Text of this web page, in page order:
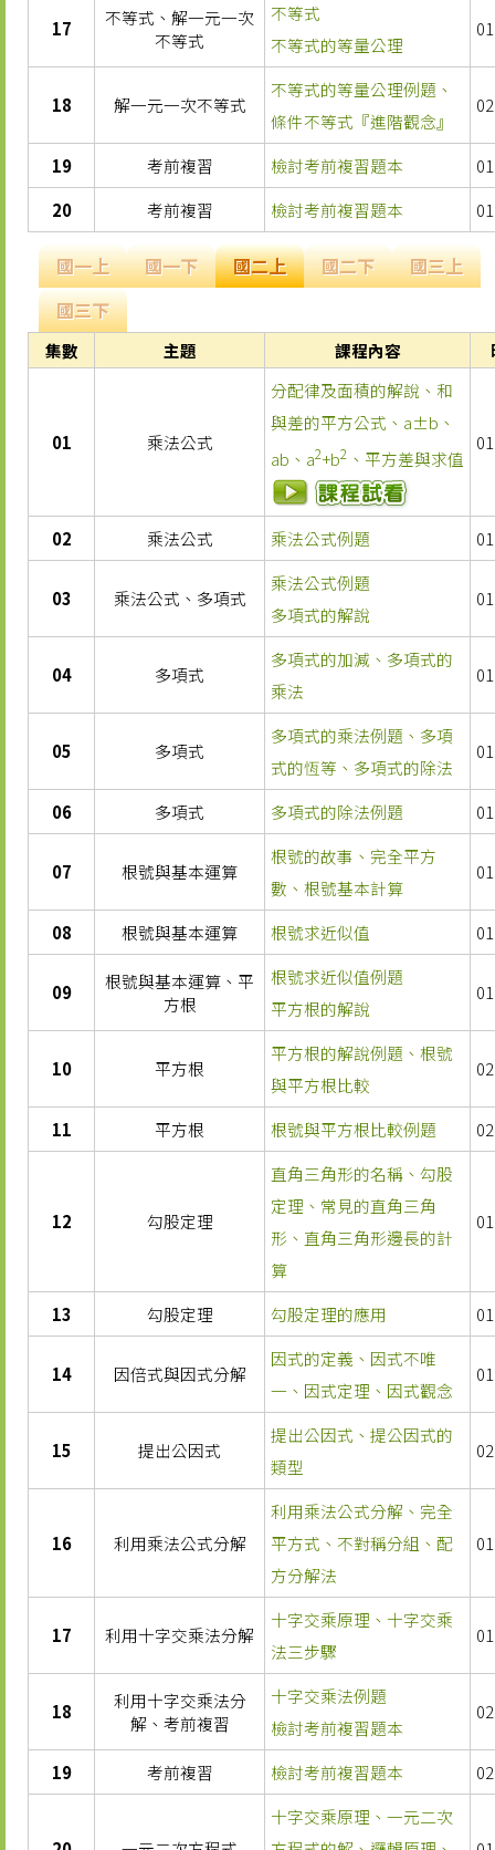
17
不等式、解一元一次
不等式
不等式
不等式的等量公理
18 解一元一次不等式
不等式的等量公理例題、
條件不等式『進階觀念』
19 考前複習 檢討考前複習題本
20
考前複習 檢討考前複習題本
國一上 國一下 國二上 國二下
國三上
國三下
集數 主題 課程內容
01 乘法公式
分配律及面積的解說、和
與差的平方公式、a±b、
ab、a2+b2 、平方差與求值
02 乘法公式 乘法公式例題
03 乘法公式、多項式
乘法公式例題
多項式的解說
04 多項式
多項式的加減、多項式的
乘法
05 多項式
多項式的乘法例題、多項
式的恆等、多項式的除法
06 多項式 多項式的除法例題
07 根號與基本運算
根號的故事、完全平方
數、根號基本計算
08 根號與基本運算 根號求近似值
09
根號與基本運算、平
方根
根號求近似值例題
平方根的解說
10 平方根
平方根的解說例題、根號
與平方根比較
11 平方根 根號與平方根比較例題
12 勾股定理
直角三角形的名稱、勾股
定理、常見的直角三角
形、直角三角形邊長的計
算
13 勾股定理 勾股定理的應用
14 因倍式與因式分解
因式的定義、因式不唯
一、因式定理、因式觀念
15 提出公因式
提出公因式、提公因式的
類型
16 利用乘法公式分解
利用乘法公式分解、完全
平方式、不對稱分組、配
方分解法
17 利用十字交乘法分解
十字交乘原理、十字交乘
法三步驟
18
利用十字交乘法分
解、考前複習
十字交乘法例題
檢討考前複習題本
19 考前複習 檢討考前複習題本
十字交乘原理、一元二次